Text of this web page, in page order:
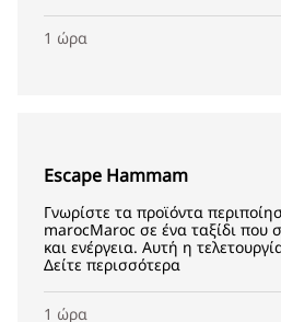
1 ώρα
Escape Hammam
Γνωρίστε τα προϊόντα
marocMaroc σε ένα ταξίδι που
και ενέργεια. Αυτή η
Δείτε περισσότερα
1 ώρα